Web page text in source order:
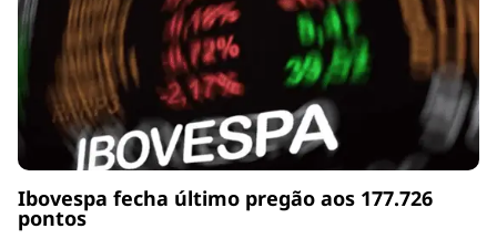
Ibovespa fecha último pregão aos 177.726
pontos